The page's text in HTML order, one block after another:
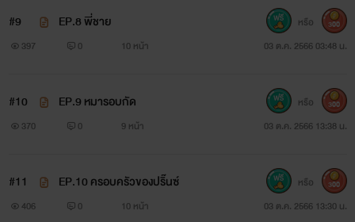
#9 EP.8 พี่ชาย
397 0 10 หน้า 03 ต.ค. 2566 03:48 น.
หรือ 300
#10 EP.9 หมารอบกัด
370 0 9 หน้า 03 ต.ค. 2566 13:38 น.
หรือ 300
#11 EP.10 ครอบครัวของปริ๊นซ์
406 0 10 หน้า 03 ต.ค. 2566 13:30 น.
หรือ 300